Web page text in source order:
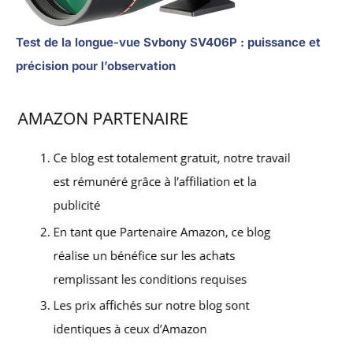
Test de la longue-vue Svbony SV406P : puissance et
précision pour l’observation